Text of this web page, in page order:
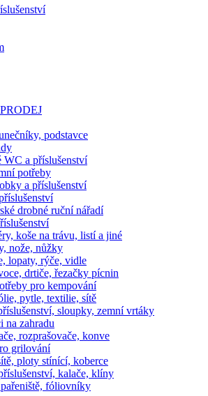
podstavce
WC a příslušenství
potřeby
a příslušenství
drobné ruční nářadí
koše na trávu, listí a jiné
nože, nůžky
lopaty, rýče, vidle
drtiče, řezačky pícnin
pro kempování
pytle, textilie, sítě
sloupky, zemní vrtáky
na zahradu
rozprašovače, konve
grilování
ploty stínící, koberce
kalače, klíny
fóliovníky